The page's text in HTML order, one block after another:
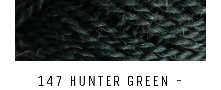
147 HUNTER GREEN -